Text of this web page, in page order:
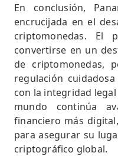
En conclusión,
encrucijada en el
criptomonedas. El
convertirse en un
de criptomonedas,
regulación
con la integridad
mundo continúa
financiero más
para asegurar su
criptográfico global.